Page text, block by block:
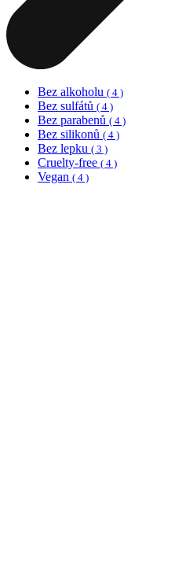
Bez alkoholu ( 4 )
Bez sulfátů ( 4 )
Bez parabenů ( 4 )
Bez silikonů ( 4 )
Bez lepku ( 3 )
Cruelty-free ( 4 )
Vegan ( 4 )